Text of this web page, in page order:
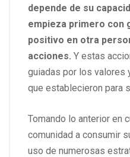
depende de su
empieza primero con
positivo en otra
acciones. Y estas
guiadas por los valores
que establecieron para
Tomando lo anterior en
comunidad a consumir
uso de numerosas